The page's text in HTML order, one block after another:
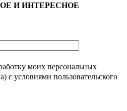
И ИНТЕРЕСНОЕ
моих персональных
с условиями пользовательского